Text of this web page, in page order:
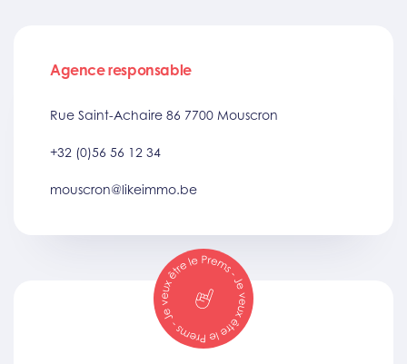
Agence responsable
Rue Saint-Achaire 86 7700 Mouscron
+32 (0)56 56 12 34
mouscron@likeimmo.be